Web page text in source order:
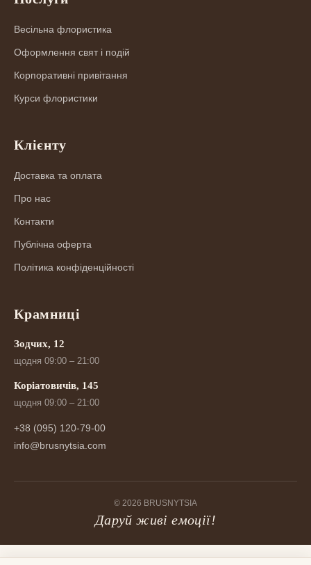
Весільна флористика
Оформлення свят і подій
Корпоративні привітання
Курси флористики
Клієнту
Доставка та оплата
Про нас
Контакти
Публічна оферта
Політика конфіденційності
Крамниці
Зодчих, 12
щодня 09:00 – 21:00
Коріатовичів, 145
щодня 09:00 – 21:00
+38 (095) 120-79-00
info@brusnytsia.com
© 2026 BRUSNYTSIA
Даруй живі емоції!